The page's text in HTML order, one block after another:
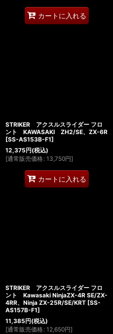
カートに入れる
STRIKER アクスルスライダー フロ
ント KAWASAKI ZH2/SE、ZX-6R
[SS-AS153B-F1]
12,375円(税込)
[通常販売価格 : 13,750円]
カートに入れる
STRIKER アクスルスライダー フロ
ント Kawasaki NinjaZX-4R SE/ZX-
4RR、Ninja ZX-25R/SE/KRT [SS-
AS157B-F1]
11,385円(税込)
[通常販売価格 : 12,650円]